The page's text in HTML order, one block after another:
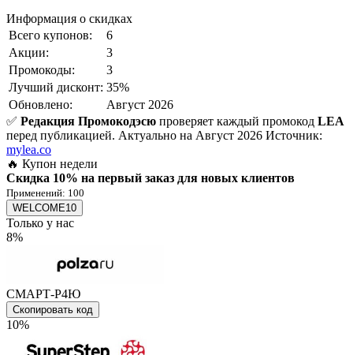
Информация о скидках
Всего купонов:
6
Акции:
3
Промокоды:
3
Лучший дисконт: 35%
Обновлено:
Август 2026
✅ Редакция Промокодэсю проверяет каждый промокод LEA
перед публикацией. Актуально на Август 2026 Источник:
mylea.co
🔥 Купон недели
Скидка 10% на первый заказ для новых клиентов
Применений: 100
WELCOME10
Только у нас
8%
СМАРТ-Р4Ю
Скопировать код
10%